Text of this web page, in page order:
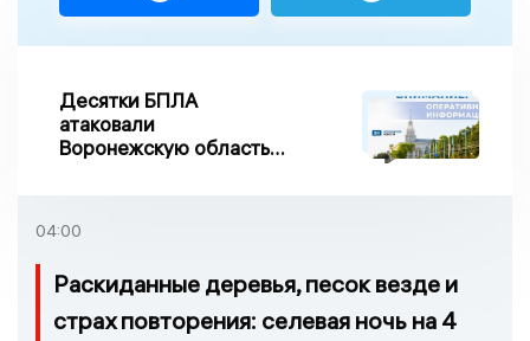
Десятки БПЛА
атаковали
Воронежскую область
04:00
Раскиданные деревья, песок везде и
страх повторения: селевая ночь на 4